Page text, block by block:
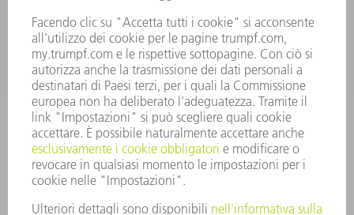
+39 02 48489420
lunedì a venerdì: 08:30 – 18:00
ricambi@trumpf.com
CONTATTO
UTENSILI TRUMPF ITALIA
+39 02 48489482
lunedì a venerdì: 08:00 – 18:00
utensili@trumpf.com